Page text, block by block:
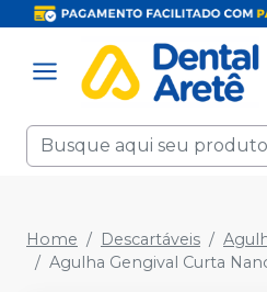
Home Descartáveis
Agulha Gengival Curta